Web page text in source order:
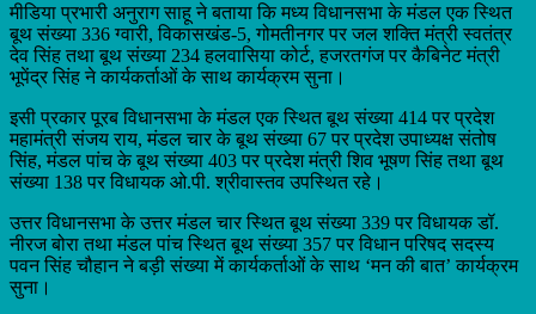
मीडिया प्रभारी अनुराग साहू ने बताया कि मध्य विधानसभा के मंडल एक स्थित
बूथ संख्या 336 ग्वारी, विकासखंड-5, गोमतीनगर पर जल शक्ति मंत्री स्वतंत्र
देव सिंह तथा बूथ संख्या 234 हलवासिया कोर्ट, हजरतगंज पर कैबिनेट मंत्री
भूपेंद्र सिंह ने कार्यकर्ताओं के साथ कार्यक्रम सुना।
इसी प्रकार पूरब विधानसभा के मंडल एक स्थित बूथ संख्या 414 पर प्रदेश
महामंत्री संजय राय, मंडल चार के बूथ संख्या 67 पर प्रदेश उपाध्यक्ष संतोष
सिंह, मंडल पांच के बूथ संख्या 403 पर प्रदेश मंत्री शिव भूषण सिंह तथा बूथ
संख्या 138 पर विधायक ओ.पी. श्रीवास्तव उपस्थित रहे।
उत्तर विधानसभा के उत्तर मंडल चार स्थित बूथ संख्या 339 पर विधायक डॉ.
नीरज बोरा तथा मंडल पांच स्थित बूथ संख्या 357 पर विधान परिषद सदस्य
पवन सिंह चौहान ने बड़ी संख्या में कार्यकर्ताओं के साथ ‘मन की बात’ कार्यक्रम
सुना।